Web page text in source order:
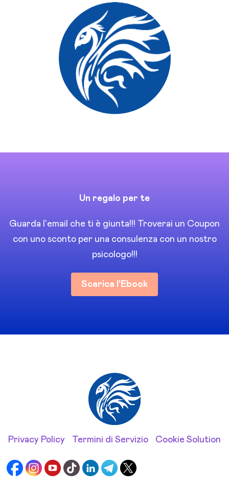
Un regalo per te
Guarda l'email che ti è giunta!!! Troverai un Coupon
con uno sconto per una consulenza con un nostro
psicologo!!!
Scarica l'Ebook
Privacy Policy Termini di Servizio Cookie Solution